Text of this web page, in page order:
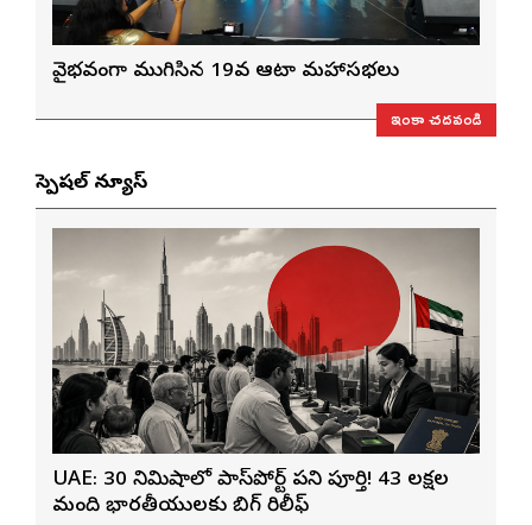
వైభవంగా ముగిసిన 19వ ఆటా మహాసభలు
ఇంకా చదవండి
స్పెషల్ న్యూస్
UAE: 30 నిమిషాల్లో పాస్‌పోర్ట్ పని పూర్తి! 43 లక్షల
మంది భారతీయులకు బిగ్ రిలీఫ్